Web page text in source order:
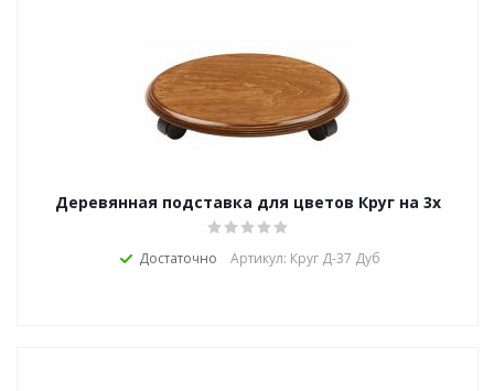
Деревянная подставка для цветов Круг на 3х
роликах Д-37
Достаточно Артикул: Круг Д-37 Дуб